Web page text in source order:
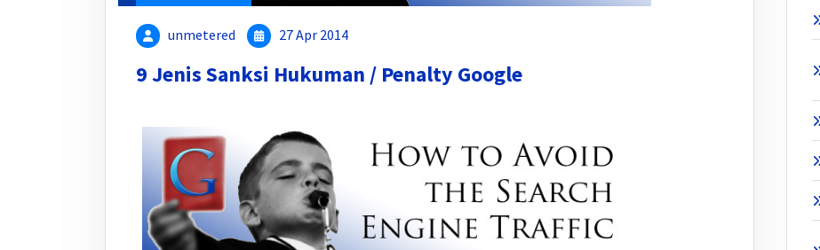
unmetered 27 Apr 2014
9 Jenis Sanksi Hukuman / Penalty Google